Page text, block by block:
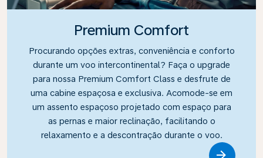
Premium Comfort
Procurando opções extras, conveniência e conforto
durante um voo intercontinental? Faça o upgrade
para nossa Premium Comfort Class e desfrute de
uma cabine espaçosa e exclusiva. Acomode-se em
um assento espaçoso projetado com espaço para
as pernas e maior reclinação, facilitando o
relaxamento e a descontração durante o voo.